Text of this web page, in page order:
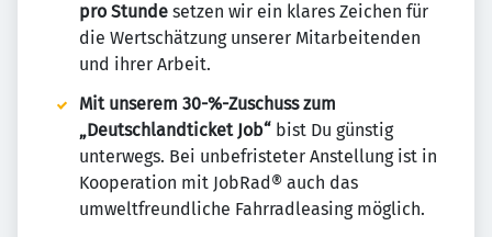
pro Stunde setzen wir ein klares Zeichen für
die Wertschätzung unserer Mitarbeitenden
und ihrer Arbeit.
Mit unserem 30-%-Zuschuss zum
„Deutschlandticket Job“ bist Du günstig
unterwegs. Bei unbefristeter Anstellung ist in
Kooperation mit JobRad® auch das
umweltfreundliche Fahrradleasing möglich.